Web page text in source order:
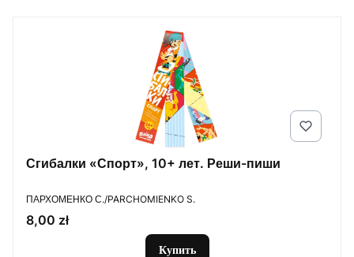
Сгибалки «Спорт», 10+ лет. Реши-пиши
ПРОИЗВОДИТЕЛЬ
ПАРХОМЕНКО С./PARCHOMIENKO S.
Цена
8,00 zł
Купить